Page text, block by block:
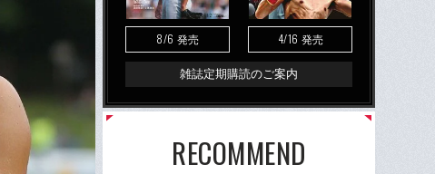
8/6 発売 4/16 発売
雑誌定期購読のご案内
RECOMMEND